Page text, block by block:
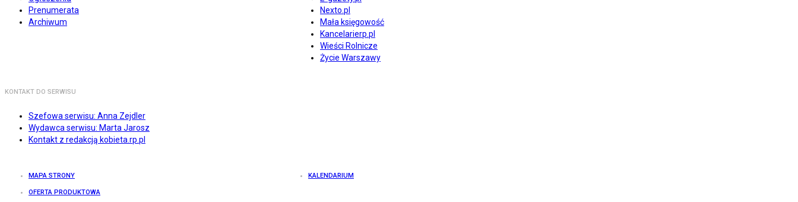
Prenumerata
Archiwum
Nexto.pl
Mała księgowość
Kancelarierp.pl
Wieści Rolnicze
Życie Warszawy
KONTAKT DO SERWISU
Szefowa serwisu: Anna Zejdler
Wydawca serwisu: Marta Jarosz
Kontakt z redakcją kobieta.rp.pl
MAPA STRONY KALENDARIUM
OFERTA PRODUKTOWA